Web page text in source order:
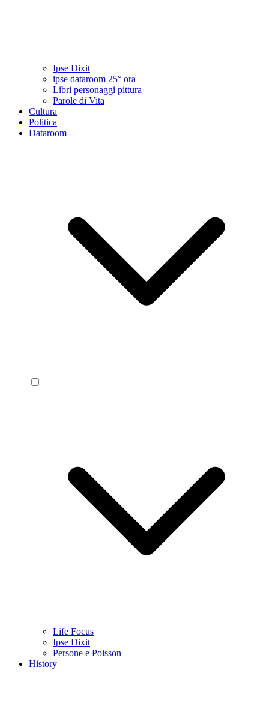
Ipse Dixit
ipse dataroom 25° ora
Libri personaggi pittura
Parole di Vita
Cultura
Politica
Dataroom
Life Focus
Ipse Dixit
Persone e Poisson
History